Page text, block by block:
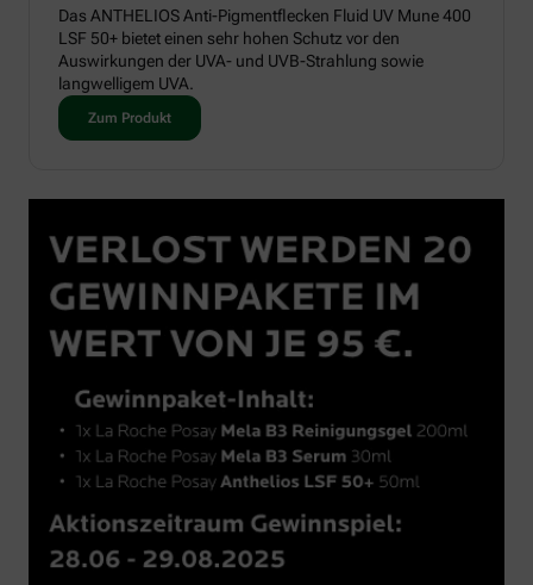
Das ANTHELIOS Anti-Pigmentflecken Fluid UV Mune 400
LSF 50+ bietet einen sehr hohen Schutz vor den
Auswirkungen der UVA- und UVB-Strahlung sowie
langwelligem UVA.
Zum Produkt